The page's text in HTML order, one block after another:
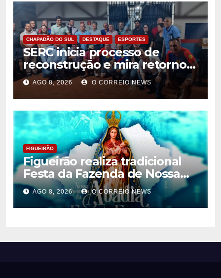
CHAPADÃO DO SUL DESTAQUE ESPORTES
SERC inicia processo de
reconstrução e mira retorno
ao futebol profissional em
Chapadão do Sul
AGO 8, 2026 O CORREIO NEWS
FIGUEIRÃO
Figueirão realiza tradicional
Festa da Fazenda de Nossa
Senhora da Abadia no dia 14
de agosto
AGO 8, 2026 O CORREIO NEWS